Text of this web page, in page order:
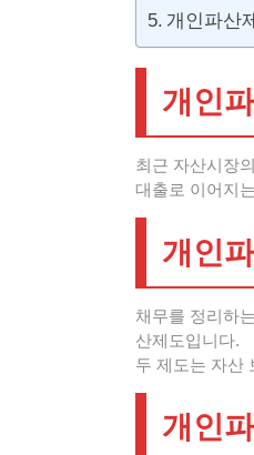
개인파산
개인
최근 자산시장
대출로 이어지
개인
채무를 정리하
산제도입니다.
두 제도는 자산
개인